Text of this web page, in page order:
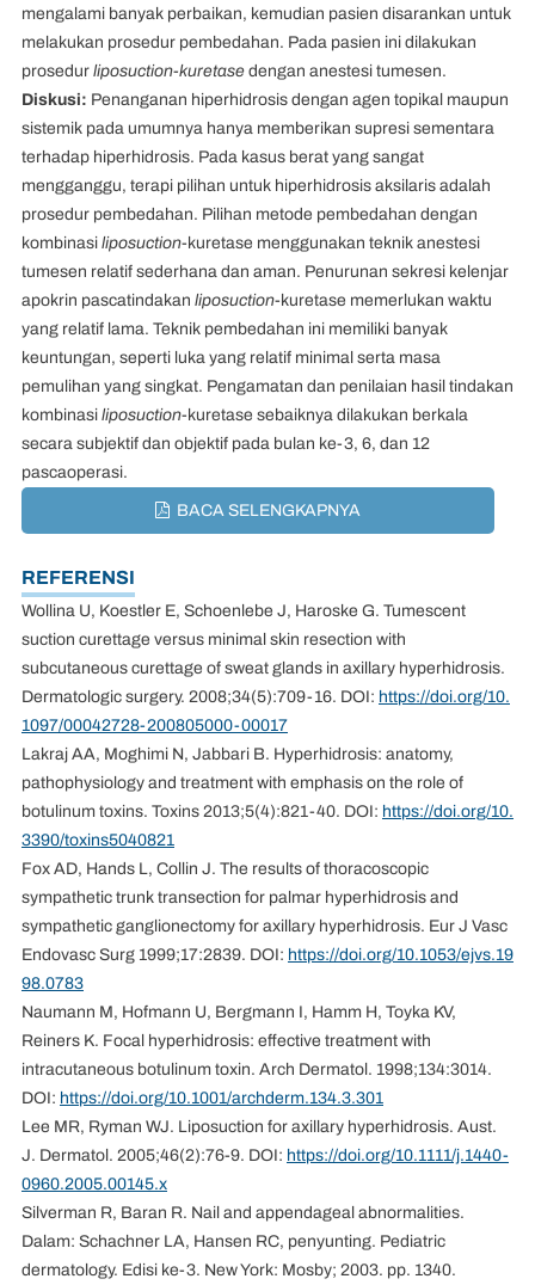
mengalami banyak perbaikan, kemudian pasien disarankan untuk
melakukan prosedur pembedahan. Pada pasien ini dilakukan
prosedurliposuction-kuretasedengan anestesi tumesen.
Diskusi: Penanganan hiperhidrosis dengan agen topikal maupun
sistemik pada umumnya hanya memberikan supresi sementara
terhadap hiperhidrosis. Pada kasus berat yang sangat
mengganggu, terapi pilihan untuk hiperhidrosis aksilaris adalah
prosedur pembedahan. Pilihan metode pembedahan dengan
kombinasiliposuction-kuretase menggunakan teknik anestesi
tumesen relatif sederhana dan aman. Penurunan sekresi kelenjar
apokrin pascatindakanliposuction-kuretase memerlukan waktu
yang relatif lama. Teknik pembedahan ini memiliki banyak
keuntungan, seperti luka yang relatif minimal serta masa
pemulihan yang singkat. Pengamatan dan penilaian hasil tindakan
kombinasiliposuction-kuretase sebaiknya dilakukan berkala
secara subjektif dan objektif pada bulan ke-3, 6, dan 12
pascaoperasi.
BACA SELENGKAPNYA
REFERENSI
Wollina U, Koestler E, Schoenlebe J, Haroske G. Tumescent
suction curettage versus minimal skin resection with
subcutaneous curettage of sweat glands in axillary hyperhidrosis.
Dermatologic surgery. 2008;34(5):709-16. DOI:https://doi.org/10.
1097/00042728-200805000-00017
Lakraj AA, Moghimi N, Jabbari B. Hyperhidrosis: anatomy,
pathophysiology and treatment with emphasis on the role of
botulinum toxins. Toxins 2013;5(4):821-40. DOI:https://doi.org/10.
3390/toxins5040821
Fox AD, Hands L, Collin J. The results of thoracoscopic
sympathetic trunk transection for palmar hyperhidrosis and
sympathetic ganglion­ectomy for axillary hyperhidrosis. Eur J Vasc
Endovasc Surg 1999;17:283­9. DOI:https://doi.org/10.1053/ejvs.19
98.0783
Naumann M, Hofmann U, Bergmann I, Hamm H, Toyka KV,
Reiners K. Focal hyperhidrosis: effective treatment with
intracutaneous botulinum toxin. Arch Dermatol. 1998;134:301­4.
DOI:https://doi.org/10.1001/archderm.134.3.301
Lee MR, Ryman WJ. Liposuction for axillary hyperhidrosis. Aust.
J. Dermatol. 2005;46(2):76-9. DOI:https://doi.org/10.1111/j.1440-
0960.2005.00145.x
Silverman R, Baran R. Nail and appendageal abnormalities.
Dalam: Schachner LA, Hansen RC, penyunting. Pediatric
dermatology. Edisi ke-3. New York: Mosby; 2003. pp. 1340.